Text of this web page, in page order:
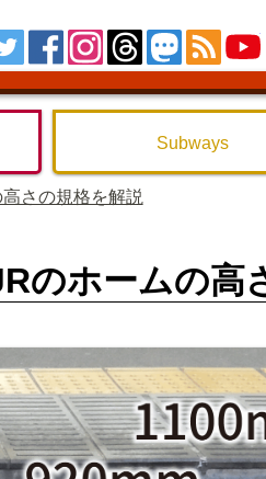
Tw FB IG TH MS RSS
Subways
さの規格を解説
のホームの高